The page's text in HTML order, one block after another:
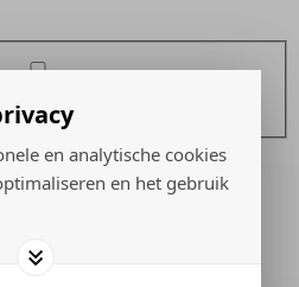
en analytische cookies
en het gebruik
en ga akkoord met de